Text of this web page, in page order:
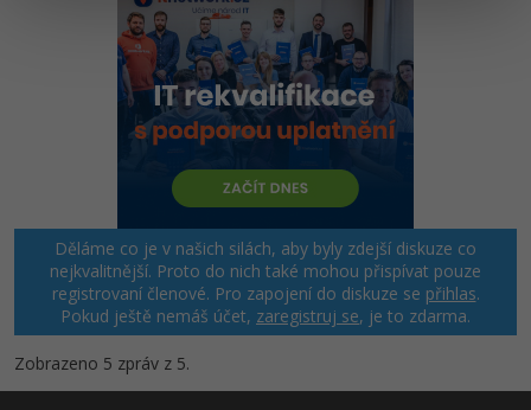
Děláme co je v našich silách, aby byly zdejší diskuze co
nejkvalitnější. Proto do nich také mohou přispívat pouze
registrovaní členové. Pro zapojení do diskuze se přihlas.
Pokud ještě nemáš účet, zaregistruj se, je to zdarma.
Zobrazeno 5 zpráv z 5.